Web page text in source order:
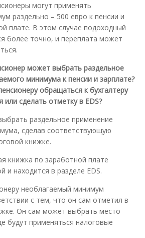
могут применять
раздельно – 500 евро к пенсии и
плате. В этом случае подоходный
более точно, и переплата может
может выбрать раздельное
минимума к пенсии и зарплате?
обращаться к бухгалтеру
или сделать отметку в EDS?
раздельное применение
сделав соответствующую
книжке.
книжка по заработной плате
и находится в разделе EDS.
необлагаемый минимум
с тем, что он сам отметил в
Он сам может выбрать место
будут применяться налоговые